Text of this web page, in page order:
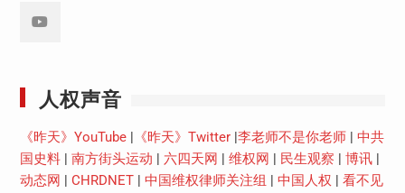
人权声音
《昨天》YouTube| 《昨天》Twitter| 李老师不是你老师| 中共
国史料| 南方街头运动 六四天网 维权网 民生观察 博讯|
动态网
CHRDNET| 中国维权律师关注组 中国人权
看不见